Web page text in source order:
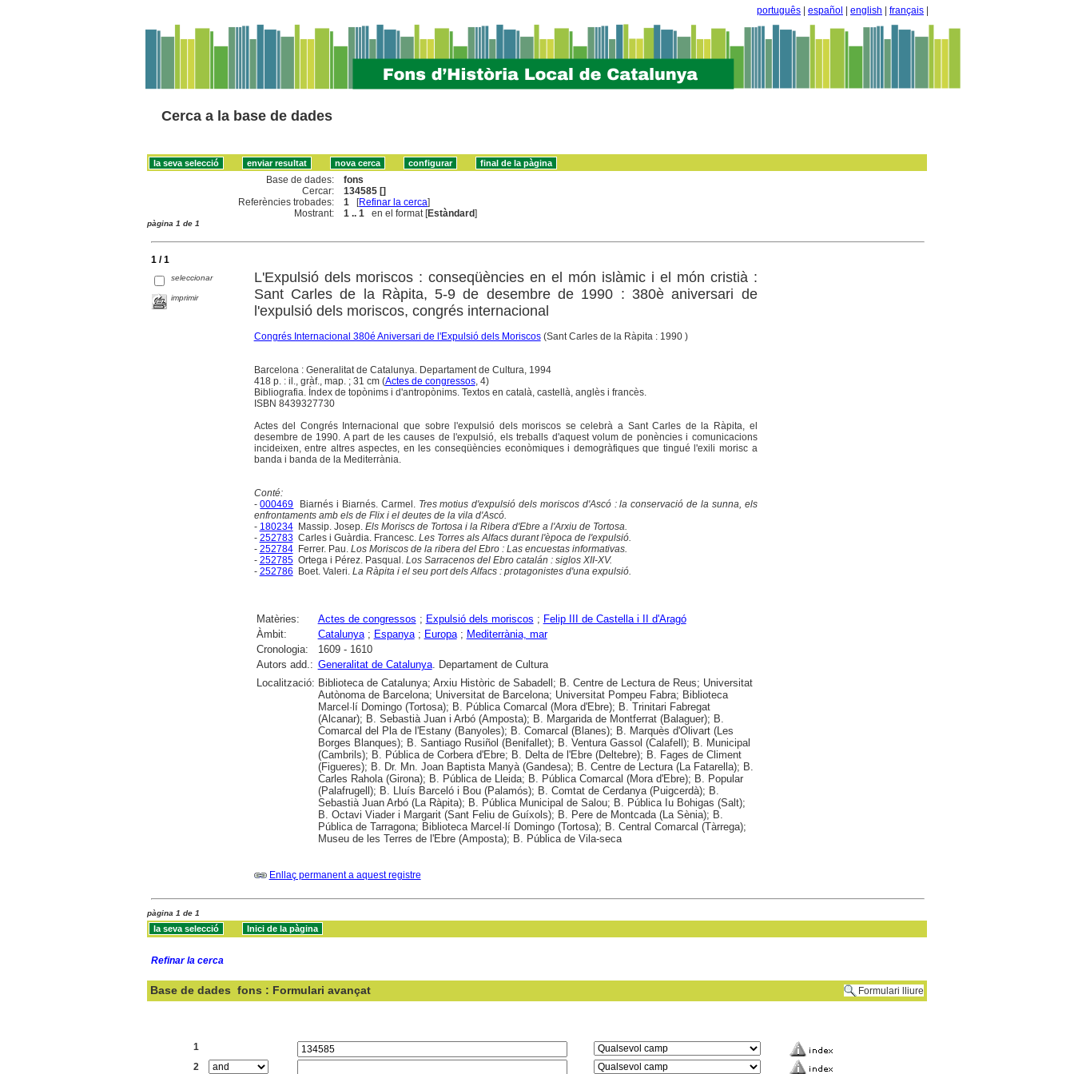
português español english français
Cerca a la base de dades
Base de dades:
fons
Cercar:
134585 []
Referències trobades:
1 [Refinar la cerca]
Mostrant:
1 .. 1 en el format [Estàndard]
pàgina 1 de 1
1 / 1
seleccionar
imprimir
L'Expulsió dels moriscos : conseqüències en el món islàmic i el món cristià :
Sant Carles de la Ràpita, 5-9 de desembre de 1990 : 380è aniversari de
l'expulsió dels moriscos, congrés internacional
Congrés Internacional 380é Aniversari de l'Expulsió dels Moriscos(Sant Carles de la Ràpita : 1990 )
Barcelona : Generalitat de Catalunya. Departament de Cultura, 1994
418 p. : il., gràf., map. ; 31 cm (Actes de congressos, 4)
Bibliografia. Índex de topònims i d'antropònims. Textos en català, castellà, anglès i francès.
ISBN 8439327730
Actes del Congrés Internacional que sobre l'expulsió dels moriscos se celebrà a Sant Carles de la Ràpita, el
desembre de 1990. A part de les causes de l'expulsió, els treballs d'aquest volum de ponències i comunicacions
incideixen, entre altres aspectes, en les conseqüències econòmiques i demogràfiques que tingué l'exili morisc a
banda i banda de la Mediterrània.
Conté:
-000469 Biarnés i Biarnés. Carmel. Tres motius d'expulsió dels moriscos d'Ascó : la conservació de la sunna, els
enfrontaments amb els de Flix i el deutes de la vila d'Ascó.
- 180234Massip. Josep. Els Moriscs de Tortosa i la Ribera d'Ebre a l'Arxiu de Tortosa.
- 252783Carles i Guàrdia. Francesc. Les Torres als Alfacs durant l'època de l'expulsió.
- 252784Ferrer. Pau. Los Moriscos de la ribera del Ebro : Las encuestas informativas.
- 252785Ortega i Pérez. Pasqual. Los Sarracenos del Ebro catalán : siglos XII-XV.
- 252786 Boet. Valeri. La Ràpita i el seu port dels Alfacs : protagonistes d'una expulsió.
Matèries: Actes de congressos ; Expulsió dels moriscos ; Felip III de Castella i II d'Aragó
Àmbit:
Catalunya; Espanya; Europa; Mediterrània, mar
Cronologia:
1609 - 1610
Autors add.: Generalitat de Catalunya. Departament de Cultura
Localització: Biblioteca de Catalunya; Arxiu Històric de Sabadell; B. Centre de Lectura de Reus; Universitat
Autònoma de Barcelona; Universitat de Barcelona; Universitat Pompeu Fabra; Biblioteca
Marcel·lí Domingo (Tortosa); B. Pública Comarcal (Mora d'Ebre); B. Trinitari Fabregat
(Alcanar); B. Sebastià Juan i Arbó (Amposta); B. Margarida de Montferrat (Balaguer); B.
Comarcal del Pla de l'Estany (Banyoles); B. Comarcal (Blanes); B. Marquès d'Olivart (Les
Borges Blanques); B. Santiago Rusiñol (Benifallet); B. Ventura Gassol (Calafell); B. Municipal
(Cambrils); B. Pública de Corbera d'Ebre; B. Delta de l'Ebre (Deltebre); B. Fages de Climent
(Figueres); B. Dr. Mn. Joan Baptista Manyà (Gandesa); B. Centre de Lectura (La Fatarella); B.
Carles Rahola (Girona); B. Pública de Lleida; B. Pública Comarcal (Mora d'Ebre); B. Popular
(Palafrugell); B. Lluís Barceló i Bou (Palamós); B. Comtat de Cerdanya (Puigcerdà); B.
Sebastià Juan Arbó (La Ràpita); B. Pública Municipal de Salou; B. Pública Iu Bohigas (Salt);
B. Octavi Viader i Margarit (Sant Feliu de Guíxols); B. Pere de Montcada (La Sènia); B.
Pública de Tarragona; Biblioteca Marcel·lí Domingo (Tortosa); B. Central Comarcal (Tàrrega);
Museu de les Terres de l'Ebre (Amposta); B. Pública de Vila-seca
Enllaç permanent a aquest registre
pàgina 1 de 1
Refinar la cerca
Base de dades fons : Formulari avançat Formulari lliure
1
2